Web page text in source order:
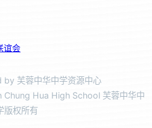
谊会
芙蓉中华中学资源中心
Hua High School 芙蓉中华中
版权所有